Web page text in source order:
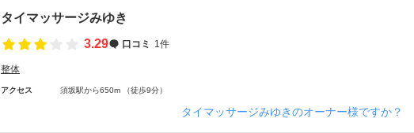
タイマッサージみゆき
3.29
口コミ 1件
整体
アクセス 須坂駅から650m （徒歩9分）
タイマッサージみゆきのオーナー様ですか？